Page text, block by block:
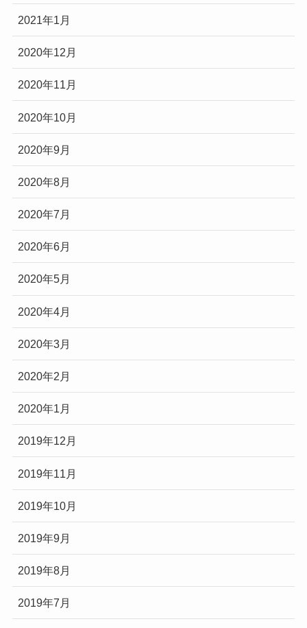
2021年1月
2020年12月
2020年11月
2020年10月
2020年9月
2020年8月
2020年7月
2020年6月
2020年5月
2020年4月
2020年3月
2020年2月
2020年1月
2019年12月
2019年11月
2019年10月
2019年9月
2019年8月
2019年7月